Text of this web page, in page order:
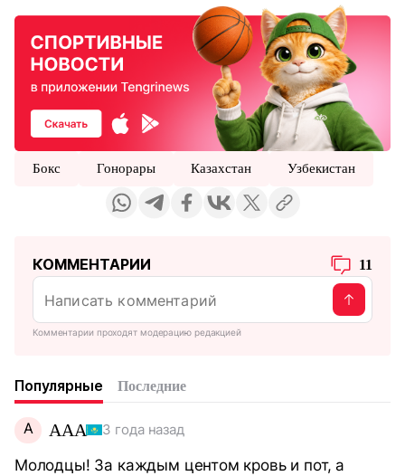
Бокс Гонорары Казахстан Узбекистан
КОММЕНТАРИИ 11
Комментарии проходят модерацию редакцией
Популярные Последние
A AAA 3 года назад
Молодцы! За каждым центом кровь и пот, а